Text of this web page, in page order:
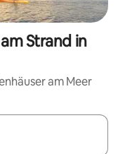
Strand in
am Meer
mit den